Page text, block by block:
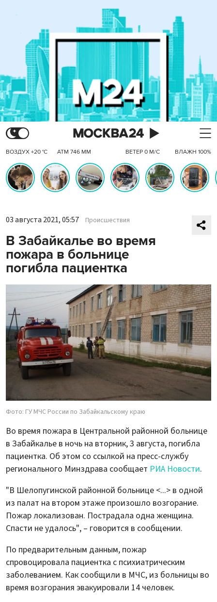
ВОЗДУХ +20 °C АТМ 746 ММ ВЕТЕР 0 М/С ВЛАЖН 100%
03 августа 2021, 05:57 Происшествия
В Забайкалье во время
пожара в больнице
погибла пациентка
Фото: ГУ МЧС России по Забайкальскому краю
Во время пожара в Центральной районной больнице
в Забайкалье в ночь на вторник, 3 августа, погибла
пациентка. Об этом со ссылкой на пресс-службу
регионального Минздрава сообщает РИА Новости.
"В Шелопугинской районной больнице <...> в одной
из палат на втором этаже произошло возгорание.
Пожар локализован. Пострадала одна женщина.
Спасти не удалось", – говорится в сообщении.
По предварительным данным, пожар
спровоцировала пациентка с психиатрическим
заболеванием. Как сообщили в МЧС, из больницы во
время возгорания эвакуировали 14 человек.